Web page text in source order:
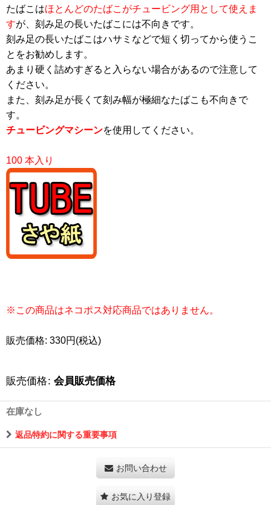
たばこはほとんどのたばこがチュービング用として使えま
すが、刻み足の長いたばこには不向きです。
刻み足の長いたばこはハサミなどで短く切ってから使うこ
とをお勧めします。
あまり硬く詰めすぎると入らない場合があるので注意して
ください。
また、刻み足が長くて刻み幅が極細なたばこも不向きで
す。
チュービングマシーンを使用してください。
100 本入り
※この商品はネコポス対応商品ではありません。
販売価格: 330円(税込)
販売価格: 会員販売価格
在庫なし
返品特約に関する重要事項
お問い合わせ
お気に入り登録